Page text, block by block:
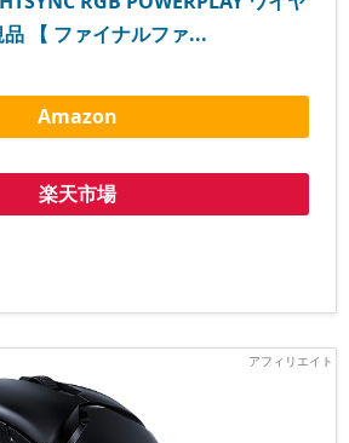
【 ファイナルファ...
Amazon
楽天市場